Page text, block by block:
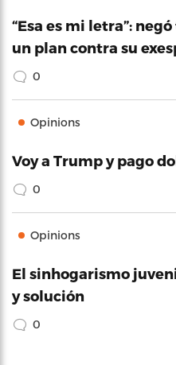
“Esa es mi letra”:
un plan contra su
0
Opinions
Voy a Trump y pago
0
Opinions
El sinhogarismo
y solución
0